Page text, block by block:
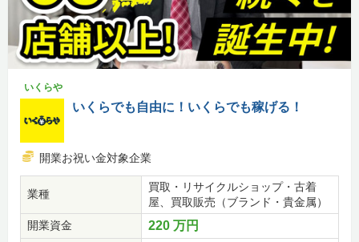
いくらや
いくらでも自由に！いくらでも稼げる！
開業お祝い金対象企業
業種
買取・リサイクルショップ・古着
屋、買取販売（ブランド・貴金属）
開業資金
220 万円